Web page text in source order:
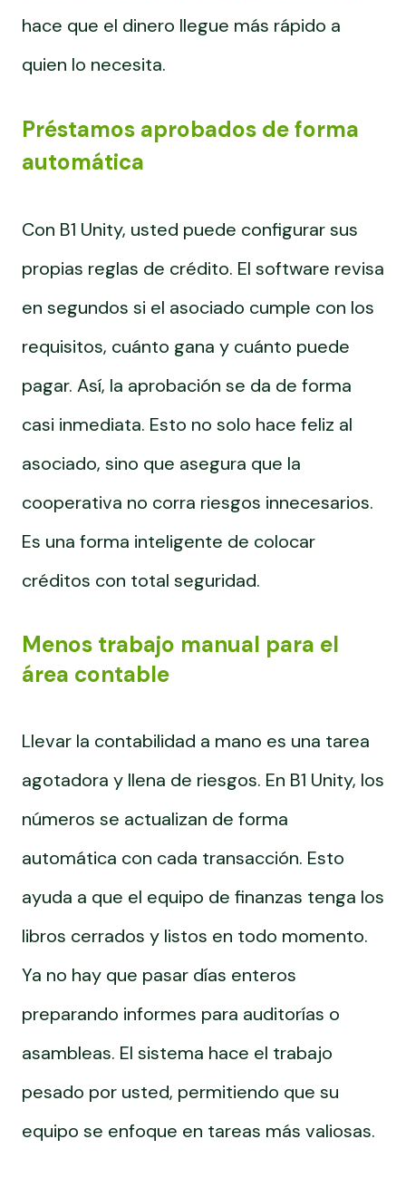
hace que el dinero llegue más rápido a
quien lo necesita.
Préstamos aprobados de forma
automática
Con B1 Unity, usted puede configurar sus
propias reglas de crédito. El software revisa
en segundos si el asociado cumple con los
requisitos, cuánto gana y cuánto puede
pagar. Así, la aprobación se da de forma
casi inmediata. Esto no solo hace feliz al
asociado, sino que asegura que la
cooperativa no corra riesgos innecesarios.
Es una forma inteligente de colocar
créditos con total seguridad.
Menos trabajo manual para el
área contable
Llevar la contabilidad a mano es una tarea
agotadora y llena de riesgos. En B1 Unity, los
números se actualizan de forma
automática con cada transacción. Esto
ayuda a que el equipo de finanzas tenga los
libros cerrados y listos en todo momento.
Ya no hay que pasar días enteros
preparando informes para auditorías o
asambleas. El sistema hace el trabajo
pesado por usted, permitiendo que su
equipo se enfoque en tareas más valiosas.